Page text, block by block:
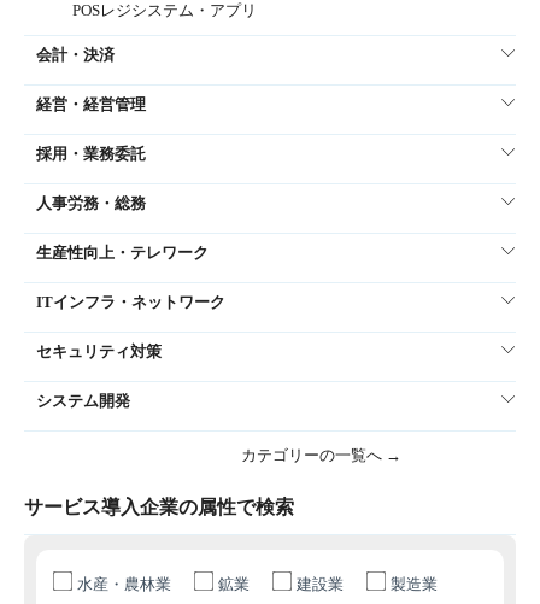
POSレジシステム・アプリ
会計・決済
経営・経営管理
採用・業務委託
人事労務・総務
生産性向上・テレワーク
ITインフラ・ネットワーク
セキュリティ対策
システム開発
カテゴリーの一覧へ →
サービス導入企業の属性で検索
水産・農林業 鉱業 建設業 製造業